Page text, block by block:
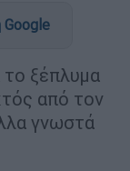
το ξέπλυμα
από τον
γνωστά